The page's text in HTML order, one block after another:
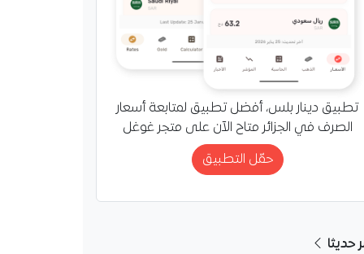
تطبيق دينار بلس، أفضل تطبيق لمتابعة أسعار
الصرف في الجزائر متاح الآن على متجر غوغل
حمّل التطبيق
حديثا